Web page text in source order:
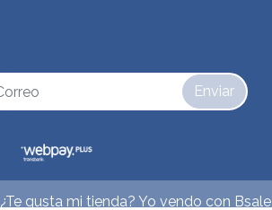
Enviar
¿Te gusta mi tienda? Yo vendo con Bsale